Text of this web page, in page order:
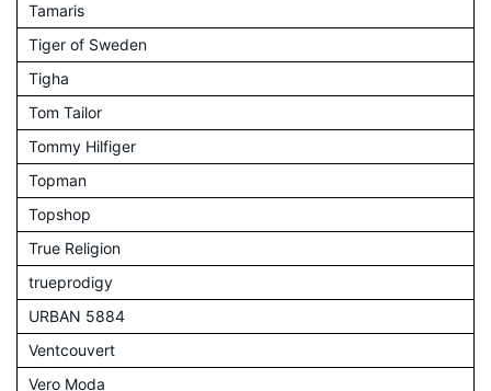
Tamaris
Tiger of Sweden
Tigha
Tom Tailor
Tommy Hilfiger
Topman
Topshop
True Religion
trueprodigy
URBAN 5884
Ventcouvert
Vero Moda